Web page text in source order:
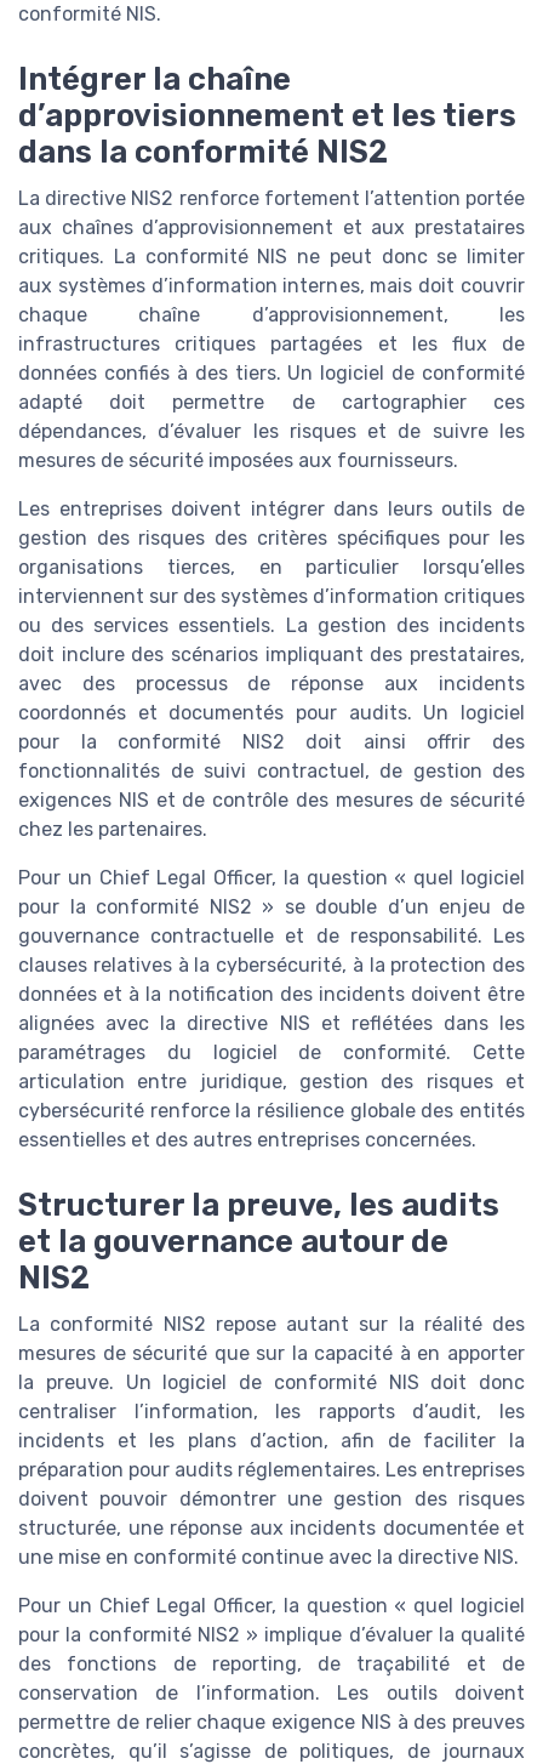
conformité NIS.
Intégrer la chaîne
d’approvisionnement et les tiers
dans la conformité NIS2
La directive NIS2 renforce fortement l’attention portée
aux chaînes d’approvisionnement et aux prestataires
critiques. La conformité NIS ne peut donc se limiter
aux systèmes d’information internes, mais doit couvrir
chaque chaîne d’approvisionnement, les
infrastructures critiques partagées et les flux de
données confiés à des tiers. Un logiciel de conformité
adapté doit permettre de cartographier ces
dépendances, d’évaluer les risques et de suivre les
mesures de sécurité imposées aux fournisseurs.
Les entreprises doivent intégrer dans leurs outils de
gestion des risques des critères spécifiques pour les
organisations tierces, en particulier lorsqu’elles
interviennent sur des systèmes d’information critiques
ou des services essentiels. La gestion des incidents
doit inclure des scénarios impliquant des prestataires,
avec des processus de réponse aux incidents
coordonnés et documentés pour audits. Un logiciel
pour la conformité NIS2 doit ainsi offrir des
fonctionnalités de suivi contractuel, de gestion des
exigences NIS et de contrôle des mesures de sécurité
chez les partenaires.
Pour un Chief Legal Officer, la question « quel logiciel
pour la conformité NIS2 » se double d’un enjeu de
gouvernance contractuelle et de responsabilité. Les
clauses relatives à la cybersécurité, à la protection des
données et à la notification des incidents doivent être
alignées avec la directive NIS et reflétées dans les
paramétrages du logiciel de conformité. Cette
articulation entre juridique, gestion des risques et
cybersécurité renforce la résilience globale des entités
essentielles et des autres entreprises concernées.
Structurer la preuve, les audits
et la gouvernance autour de
NIS2
La conformité NIS2 repose autant sur la réalité des
mesures de sécurité que sur la capacité à en apporter
la preuve. Un logiciel de conformité NIS doit donc
centraliser l’information, les rapports d’audit, les
incidents et les plans d’action, afin de faciliter la
préparation pour audits réglementaires. Les entreprises
doivent pouvoir démontrer une gestion des risques
structurée, une réponse aux incidents documentée et
une mise en conformité continue avec la directive NIS.
Pour un Chief Legal Officer, la question « quel logiciel
pour la conformité NIS2 » implique d’évaluer la qualité
des fonctions de reporting, de traçabilité et de
conservation de l’information. Les outils doivent
permettre de relier chaque exigence NIS à des preuves
concrètes, qu’il s’agisse de politiques, de journaux